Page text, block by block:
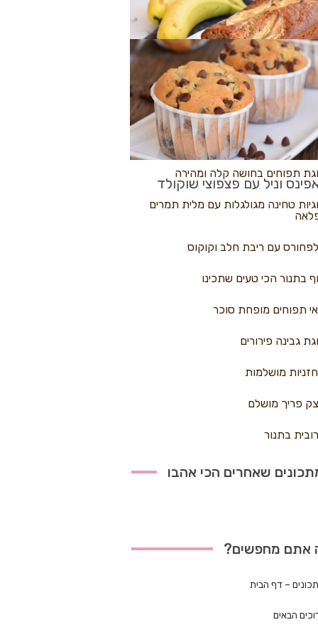
פיצה
בננות
וניל עם פצפוצי שוקולד
נקראים
תפוחים בחושה קלה ומהירה
טחינה מגולגלות עם מלית תמרים
עם ריבת חלב וקוקוס
בתנור הכי טעים שתכינו
תפוחים מופחת סוכר
גבינה פירורים
מושלמות
פריך מושלם
בתנור
שאחרים הכי אהבו
אתם מחפשים?
– דף הבית
הבאים